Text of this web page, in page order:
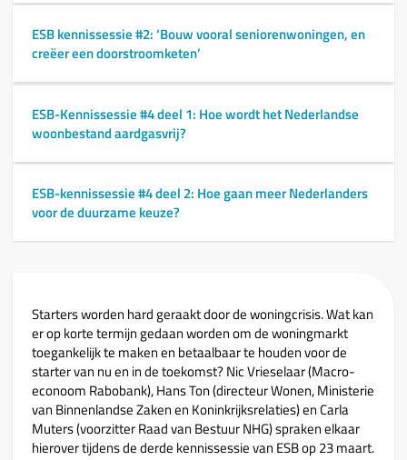
ESB kennissessie #2: ‘Bouw vooral seniorenwoningen, en
creëer een doorstroomketen’
ESB-Kennissessie #4 deel 1: Hoe wordt het Nederlandse
woonbestand aardgasvrij?
ESB-kennissessie #4 deel 2: Hoe gaan meer Nederlanders
voor de duurzame keuze?
Starters worden hard geraakt door de woningcrisis. Wat kan
er op korte termijn gedaan worden om de woningmarkt
toegankelijk te maken en betaalbaar te houden voor de
starter van nu en in de toekomst? Nic Vrieselaar (Macro-
econoom Rabobank), Hans Ton (directeur Wonen, Ministerie
van Binnenlandse Zaken en Koninkrijksrelaties) en Carla
Muters (voorzitter Raad van Bestuur NHG) spraken elkaar
hierover tijdens de derde kennissessie van ESB op 23 maart.